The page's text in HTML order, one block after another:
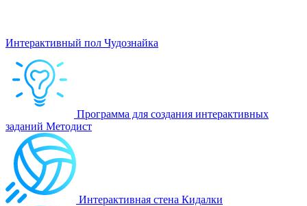
Интерактивный пол Чудознайка
Программа для создания интерактивных
заданий Методист
Интерактивная стена Кидалки